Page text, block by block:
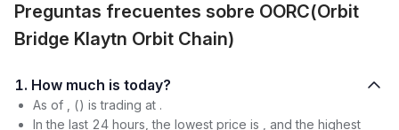
Preguntas frecuentes sobre OORC(Orbit
Bridge Klaytn Orbit Chain)
1. How much is today?
As of , () is trading at .
In the last 24 hours, the lowest price is , and the highest